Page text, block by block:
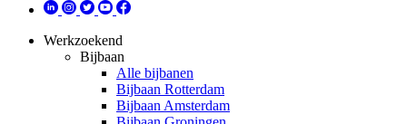
Werkzoekend
Bijbaan
Alle bijbanen
Bijbaan Rotterdam
Bijbaan Amsterdam